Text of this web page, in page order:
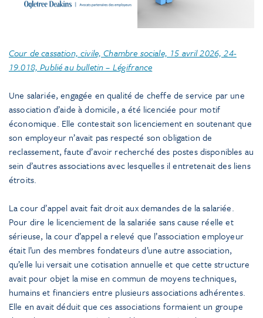
Cour de cassation, civile, Chambre sociale, 15 avril 2026, 24-
19.018, Publié au bulletin – Légifrance
Une salariée, engagée en qualité de cheffe de service par une
association d’aide à domicile, a été licenciée pour motif
économique. Elle contestait son licenciement en soutenant que
son employeur n’avait pas respecté son obligation de
reclassement, faute d’avoir recherché des postes disponibles au
sein d’autres associations avec lesquelles il entretenait des liens
étroits.
La cour d’appel avait fait droit aux demandes de la salariée.
Pour dire le licenciement de la salariée sans cause réelle et
sérieuse, la cour d’appel a relevé que l’association employeur
était l’un des membres fondateurs d’une autre association,
qu’elle lui versait une cotisation annuelle et que cette structure
avait pour objet la mise en commun de moyens techniques,
humains et financiers entre plusieurs associations adhérentes.
Elle en avait déduit que ces associations formaient un groupe